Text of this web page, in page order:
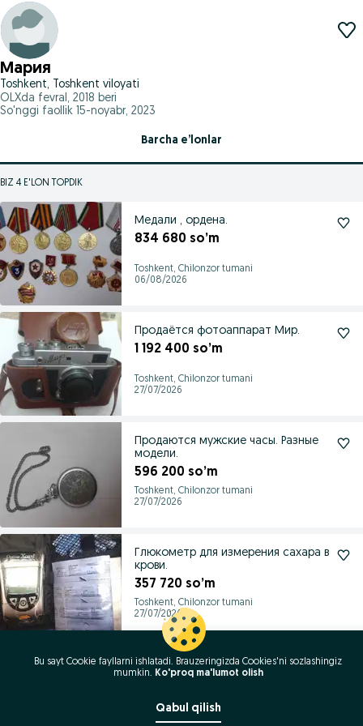
Мария
Toshkent, Toshkent viloyati
OLXda fevral, 2018 beri
So'nggi faollik 15-noyabr, 2023
Barcha e’lonlar
BIZ 4 E'LON TOPDIK
Медали , ордена.
834 680 so’m
Toshkent, Chilonzor tumani
06/08/2026
Продаётся фотоаппарат Мир.
1 192 400 so’m
Toshkent, Chilonzor tumani
27/07/2026
Продаются мужские часы. Разные
модели.
596 200 so’m
Toshkent, Chilonzor tumani
27/07/2026
Глюкометр для измерения сахара в
крови.
357 720 so’m
Toshkent, Chilonzor tumani
27/07/2026
Bu sayt Cookie fayllarni ishlatadi. Brauzeringizda Cookies'ni sozlashingiz
mumkin. Ko'proq ma'lumot olish
Qabul qilish